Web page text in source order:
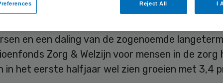
hebben hun reserves het afgelopen jaar
en een daling van de zogenoemde
Zorg & Welzijn voor mensen in de
in het eerste halfjaar wel zien groeien met 3,4
Reject All I